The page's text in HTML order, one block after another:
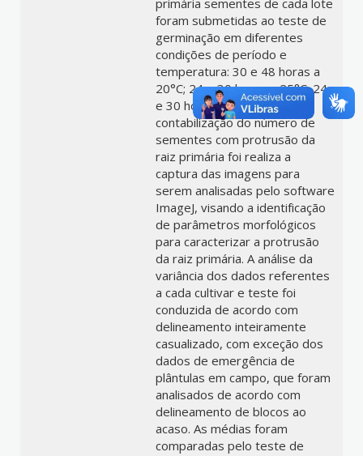
primária sementes de cada lote
foram submetidas ao teste de
germinação em diferentes
condições de período e
temperatura: 30 e 48 horas a
20°C; 24 e 30 horas a 25°C; 24
e 30 horas a 30°C. Após a
contabilização do número de
sementes com protrusão da
raiz primária foi realiza a
captura das imagens para
serem analisadas pelo software
ImageJ, visando a identificação
de parâmetros morfológicos
para caracterizar a protrusão
da raiz primária. A análise da
variância dos dados referentes
a cada cultivar e teste foi
conduzida de acordo com
delineamento inteiramente
casualizado, com exceção dos
dados de emergência de
plântulas em campo, que foram
analisados de acordo com
delineamento de blocos ao
acaso. As médias foram
comparadas pelo teste de